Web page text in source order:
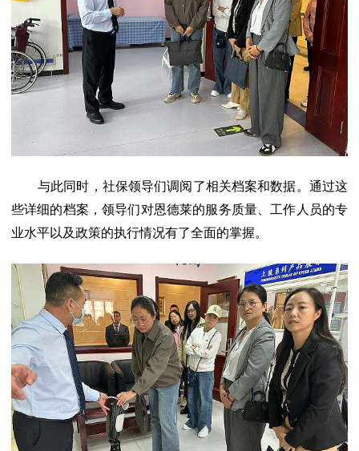
与此同时，社保领导们调阅了相关档案和数据。通过这
些详细的档案，领导们对恩德莱的服务质量、工作人员的专
业水平以及政策的执行情况有了全面的掌握。